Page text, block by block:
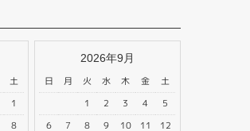
土
1
8
2026年9月
日
月 火 水 木 金
土
1
2 3 4
5
6
7 8 9 10 11
12